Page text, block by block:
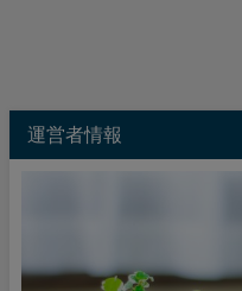
運営者情報